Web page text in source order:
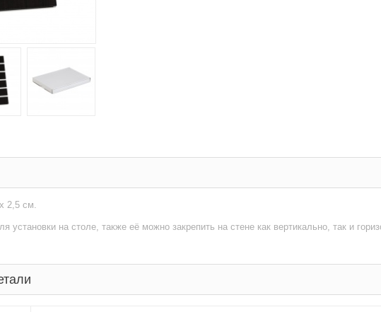
2,5 см.
установки на столе, также её можно закрепить на стене как вертикально, так и